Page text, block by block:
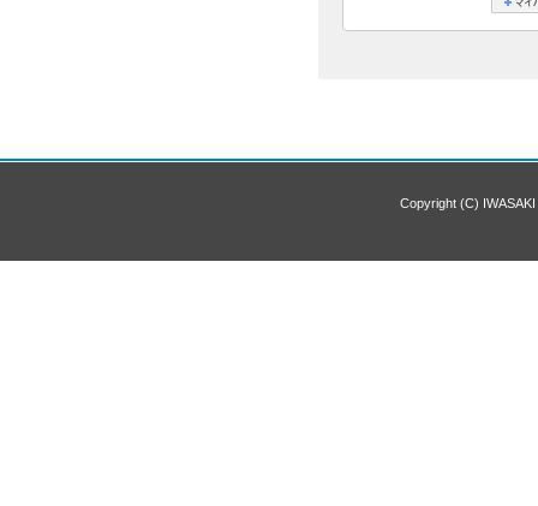
Copyright (C)